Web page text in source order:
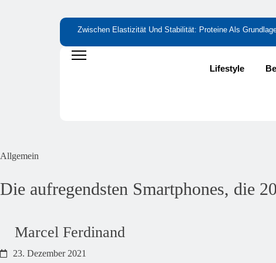
Zwischen Elastizität Und Stabilität: Proteine Als
Bitterstoffe Oder Bittertropfen – Was Bringt Wirklich Den
Wie Kleine Nährstofflücken Große Wirkung Haben
Die Fastaxol-Wirkung & Inhaltsstoffe Im Faktencheck!
Lifestyle
Allgemein
Die aufregendsten Smartphones, die
Marcel Ferdinand
23. Dezember 2021